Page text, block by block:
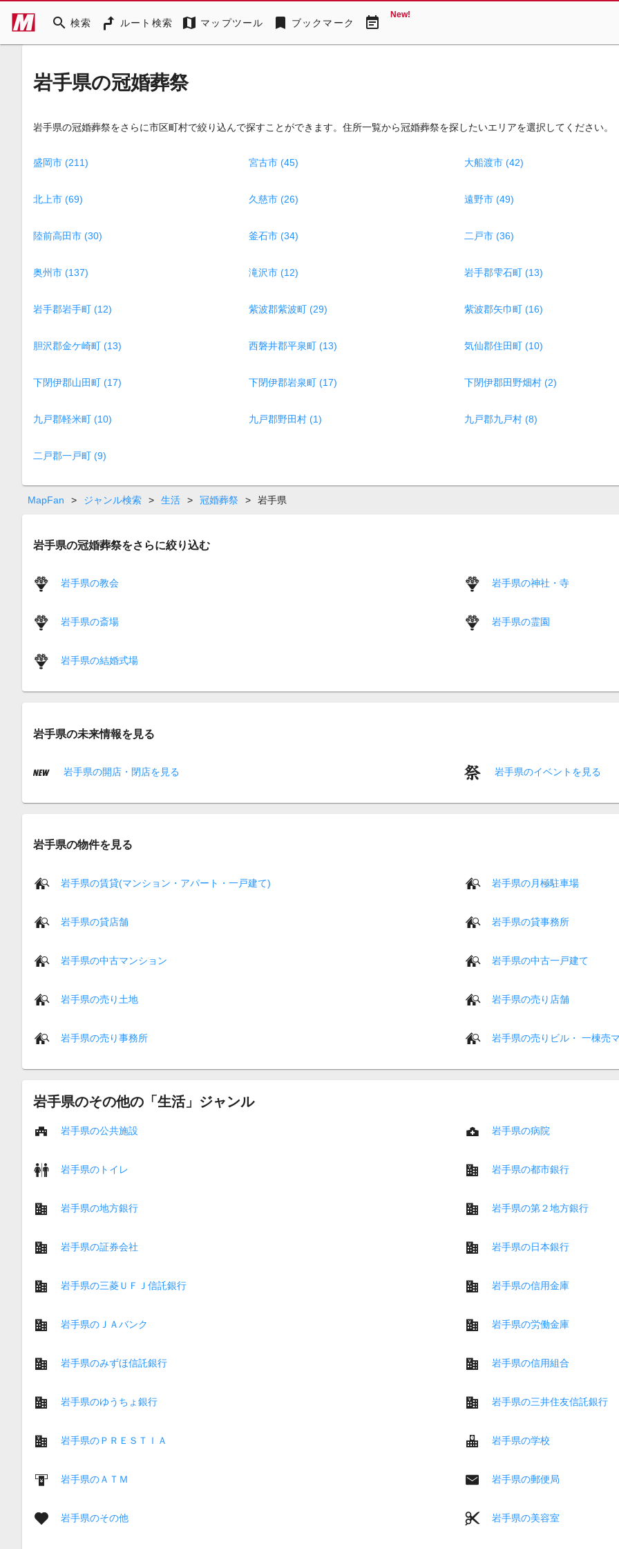
search 検索 ルート検索 map マップツール bookmark ブックマーク event_note New!
岩手県の冠婚葬祭
岩手県の冠婚葬祭をさらに市区町村で絞り込んで探すことができます。住所一覧から冠婚葬祭を探したいエリアを選択してください。
盛岡市 (211) 宮古市 (45) 大船渡市 (42)
北上市 (69) 久慈市 (26) 遠野市 (49)
陸前高田市 (30) 釜石市 (34) 二戸市 (36)
奥州市 (137) 滝沢市 (12) 岩手郡雫石町 (13)
岩手郡岩手町 (12) 紫波郡紫波町 (29) 紫波郡矢巾町 (16)
胆沢郡金ケ崎町 (13) 西磐井郡平泉町 (13) 気仙郡住田町 (10)
下閉伊郡山田町 (17) 下閉伊郡岩泉町 (17) 下閉伊郡田野畑村 (2)
九戸郡軽米町 (10) 九戸郡野田村 (1) 九戸郡九戸村 (8)
二戸郡一戸町 (9)
MapFan > ジャンル検索 > 生活 > 冠婚葬祭 > 岩手県
岩手県の冠婚葬祭をさらに絞り込む
岩手県の教会 岩手県の神社・寺
岩手県の斎場 岩手県の霊園
岩手県の結婚式場
岩手県の未来情報を見る
岩手県の開店・閉店を見る 岩手県のイベントを見る
岩手県の物件を見る
岩手県の賃貸(マンション・アパート・一戸建て) 岩手県の月極駐車場
岩手県の貸店舗 岩手県の貸事務所
岩手県の中古マンション 岩手県の中古一戸建て
岩手県の売り土地 岩手県の売り店舗
岩手県の売り事務所 岩手県の売りビル・ 一棟売
岩手県のその他の「生活」ジャンル
岩手県の公共施設 岩手県の病院
岩手県のトイレ 岩手県の都市銀行
岩手県の地方銀行 岩手県の第２地方銀行
岩手県の証券会社 岩手県の日本銀行
岩手県の三菱ＵＦＪ信託銀行 岩手県の信用金庫
岩手県のＪＡバンク 岩手県の労働金庫
岩手県のみずほ信託銀行 岩手県の信用組合
岩手県のゆうちょ銀行 岩手県の三井住友信託銀行
岩手県のＰＲＥＳＴＩＡ 岩手県の学校
岩手県のＡＴＭ 岩手県の郵便局
岩手県のその他 岩手県の美容室